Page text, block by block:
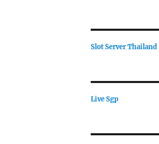
Slot Server Thailand
Live Sgp